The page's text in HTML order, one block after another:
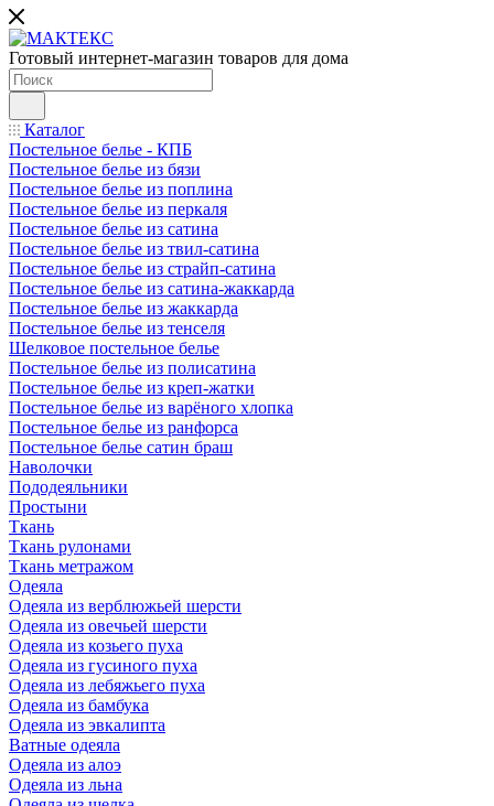
Готовый интернет-магазин товаров для дома
Каталог
Постельное белье - КПБ
Постельное белье из бязи
Постельное белье из поплина
Постельное белье из перкаля
Постельное белье из сатина
Постельное белье из твил-сатина
Постельное белье из страйп-сатина
Постельное белье из сатина-жаккарда
Постельное белье из жаккарда
Постельное белье из тенселя
Шелковое постельное белье
Постельное белье из полисатина
Постельное белье из креп-жатки
Постельное белье из варёного хлопка
Постельное белье из ранфорса
Постельное белье сатин браш
Наволочки
Пододеяльники
Простыни
Ткань
Ткань рулонами
Ткань метражом
Одеяла
Одеяла из верблюжьей шерсти
Одеяла из овечьей шерсти
Одеяла из козьего пуха
Одеяла из гусиного пуха
Одеяла из лебяжьего пуха
Одеяла из бамбука
Одеяла из эвкалипта
Ватные одеяла
Одеяла из алоэ
Одеяла из льна